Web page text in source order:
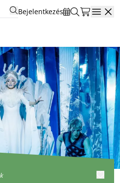
Bejelentkezés